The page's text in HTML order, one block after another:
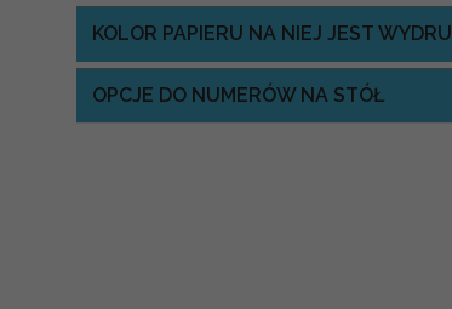
KOLOR PAPIERU NA NIEJ JEST
OPCJE DO NUMERÓW NA STÓŁ